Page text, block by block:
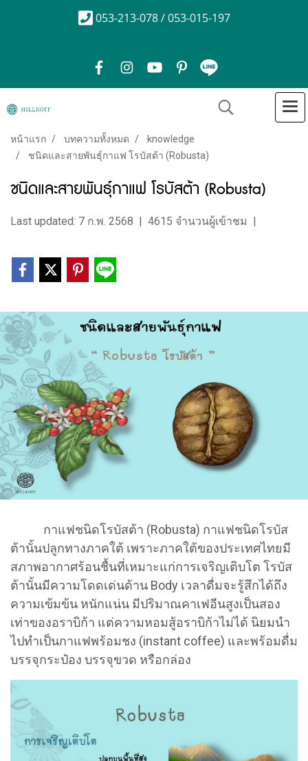
053-213-078 / 053-015-197
หน้าแรก บทความทั้งหมด
knowledge
ชนิดและสายพันธุ์กาแฟ โรบัสต้า (Robusta)
ชนิดและสายพันธุ์กาแฟ โรบัสต้า (Robusta)
Last updated: 7 ก.พ. 2568 | 4615 จำนวนผู้เข้าชม |
กาแฟชนิดโรบัสต้า (Robusta) กาแฟชนิดโรบัส
ต้านั้นปลูกทางภาคใต้ เพราะภาคใต้ของประเทศไทยมี
สภาพอากาศร้อนชื้นที่เหมาะแก่การเจริญเติบโต โรบัส
ต้านั้นมีความโดดเด่นด้าน Body เวลาดื่มจะรู้สึกได้ถึง
ความเข้มข้น หนักแน่น มีปริมาณคาเฟอีนสูงเป็นสอง
เท่าของอราบิก้า แต่ความหอมสู้อราบิก้าไม่ได้ นิยมนำ
ไปทำเป็นกาแฟพร้อมชง (instant coffee) และพร้อมดื่ม
บรรจุกระป๋อง บรรจุขวด หรือกล่อง